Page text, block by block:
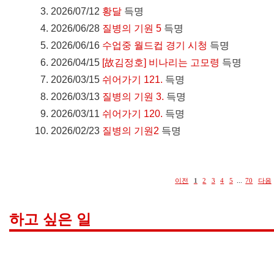
2026/07/12 황달 득명
2026/06/28 질병의 기원 5 득명
2026/06/16 수업중 월드컵 경기 시청 득명
2026/04/15 [故김정호] 비나리는 고모령 득명
2026/03/15 쉬어가기 121. 득명
2026/03/13 질병의 기원 3. 득명
2026/03/11 쉬어가기 120. 득명
2026/02/23 질병의 기원2 득명
이전 1 2 3 4 5 70 다음
하고 싶은 일